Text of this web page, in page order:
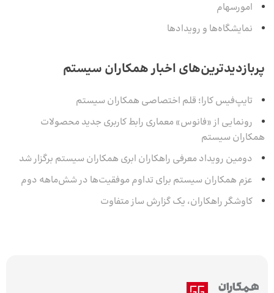
امورسهام
نمایشگاه‌ها و رویدادها
پربازدیدترین‌های اخبار همکاران سیستم
تایپ‌فیس کارا؛ قلم اختصاصی همکاران سیستم
رونمایی از «فانوس» معماری رابط کاربری جدید محصولات
همکاران سیستم
دومین رویداد معرفی راهکاران ابری همکاران سیستم برگزار شد
عزم همکاران سیستم برای تداوم موفقیت‌ها در شش‌ماهه‌ دوم
کاوشگر راهکاران، یک گزارش ساز متفاوت